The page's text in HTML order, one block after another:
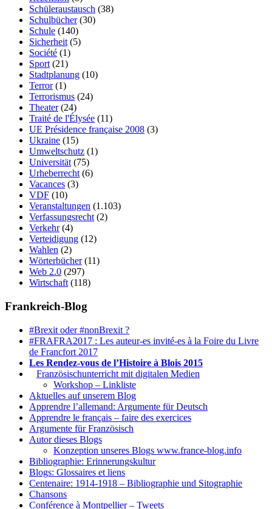
Schüleraustausch (38)
Schulbücher(30)
Schule (140)
Sicherheit (5)
Société (1)
Sport (21)
Stadtplanung (10)
Terror(1)
Terrorismus (24)
Theater(24)
Traité de l'Élysée (11)
UE Présidence française 2008 (3)
Ukraine (15)
Umweltschutz (1)
Universität (75)
Urheberrecht (6)
Vacances (3)
VDF (10)
Veranstaltungen (1.103)
Verfassungsrecht (2)
Verkehr(4)
Verteidigung (12)
Wahlen (2)
Wörterbücher(11)
Web 2.0 (297)
Wirtschaft (118)
Frankreich-Blog
#Brexit oder #nonBrexit ?
#FRAFRA2017 : Les auteur-es invité-es à la Foire du Livre
de Francfort 2017
Les Rendez-vous de l’Histoire à Blois 2015
Französischunterricht mit digitalen Medien
Workshop – Linkliste
Aktuelles auf unserem Blog
Apprendre l’allemand: Argumente für Deutsch
Apprendre le français – faire des exercices
Argumente für Französisch
Autor dieses Blogs
Konzeption unseres Blogs www.france-blog.info
Bibliographie: Erinnerungskultur
Blogs: Glossaires et liens
Centenaire: 1914-1918 – Bibliographie und Sitographie
Chansons
Conférence à Montpellier – Tweets